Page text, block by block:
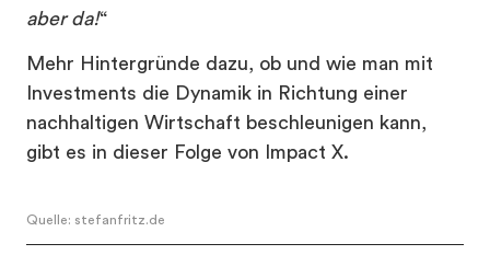
aber da!“
Mehr Hintergründe dazu, ob und wie man mit
Investments die Dynamik in Richtung einer
nachhaltigen Wirtschaft beschleunigen kann,
gibt es in dieser Folge von Impact X.
Quelle: stefanfritz.de